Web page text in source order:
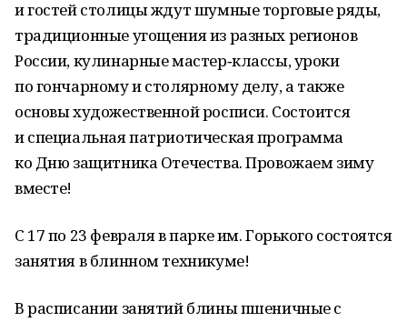
и гостей столицы ждут шумные торговые ряды,
традиционные угощения из разных регионов
России, кулинарные мастер‑классы, уроки
по гончарному и столярному делу, а также
основы художественной росписи. Состоится
и специальная патриотическая программа
ко Дню защитника Отечества. Провожаем зиму
вместе!
С 17 по 23 февраля в парке им. Горького состоятся
занятия в блинном техникуме!
В расписании занятий блины пшеничные с